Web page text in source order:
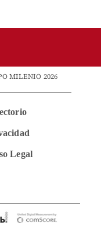
MILENIO 2026
Legal